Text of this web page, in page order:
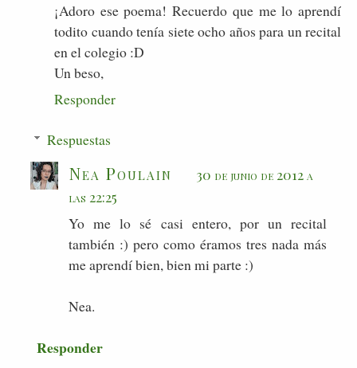
¡Adoro ese poema! Recuerdo que me lo aprendí
todito cuando tenía siete ocho años para un recital
en el colegio :D
Un beso,
Responder
Respuestas
Nea Poulain
30 de junio de 2012 a
las 22:25
Yo me lo sé casi entero, por un recital
también :) pero como éramos tres nada más
me aprendí bien, bien mi parte :)
Nea.
Responder